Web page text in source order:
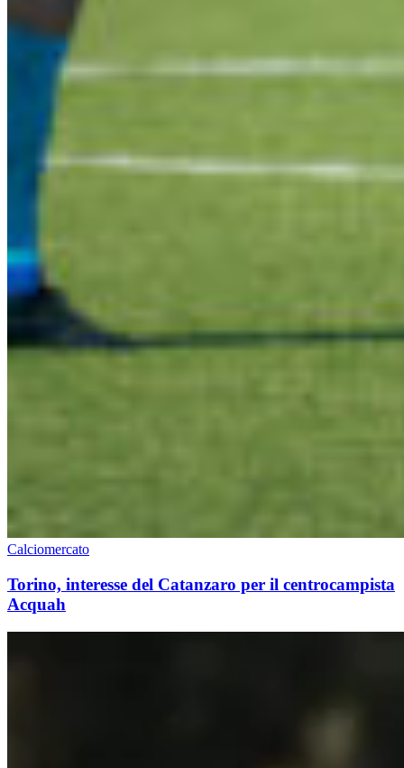
Calciomercato
Torino, interesse del Catanzaro per il centrocampista
Acquah